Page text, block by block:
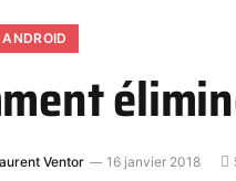
Ventor 16 janvier 2018